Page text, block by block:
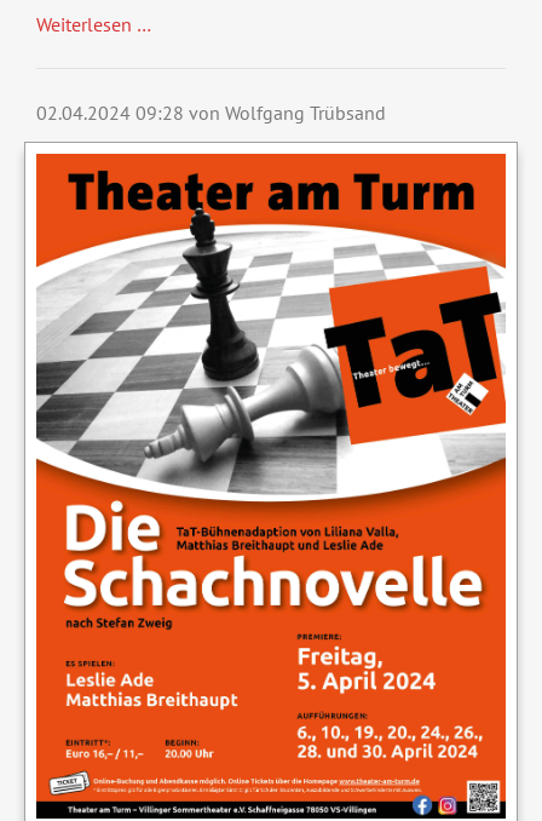
Weiterlesen …
02.04.2024 09:28 von Wolfgang Trübsand